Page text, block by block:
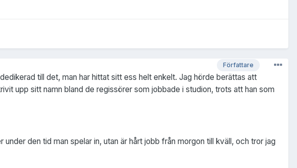
Författare
till det, man har hittat sitt ess helt enkelt. Jag hörde berättas att
upp sitt namn bland de regissörer som jobbade i studion, trots att han som
den tid man spelar in, utan är hårt jobb från morgon till kväll, och tror jag